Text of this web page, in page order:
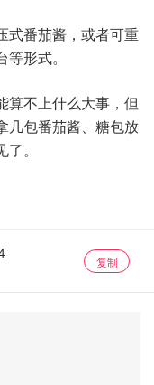
式番茄酱，或者可重
形式。
算不上什么大事，但
几包番茄酱、糖包放
。
复制